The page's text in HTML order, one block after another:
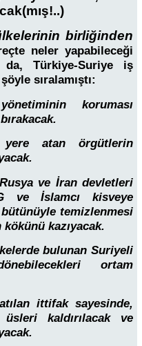
birliğinden
neler yapabileceği
da, Türkiye-Suriye iş
sıralamıştı:
koruması
yere atan örgütlerin
ve İran devletleri
ve İslamcı kisveye
temizlenmesi
kazıyacak.
bulunan Suriyeli
ortam
ittifak sayesinde,
üsleri kaldırılacak ve